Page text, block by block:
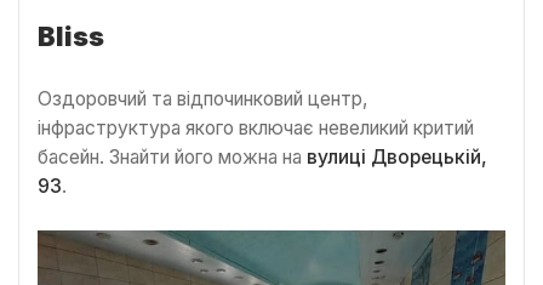
Bliss
Оздоровчий та відпочинковий центр,
інфраструктура якого включає невеликий критий
басейн. Знайти його можна на вулиці Дворецькій,
93.